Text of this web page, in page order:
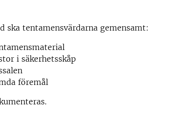
ska tentamensvärdarna gemensamt:
i säkerhetsskåp
föremål